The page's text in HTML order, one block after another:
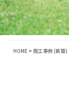
HOME> 施工事例 (新築)